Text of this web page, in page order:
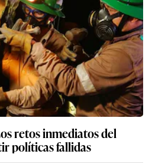
retos inmediatos del
políticas fallidas